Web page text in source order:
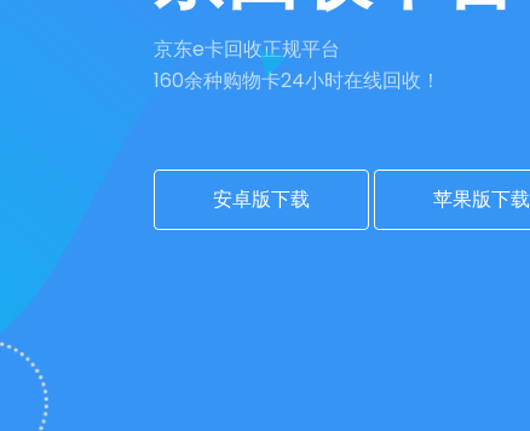
京东e卡回收正规平台
160余种购物卡24小时在线回收！
安卓版下载 苹果版下载